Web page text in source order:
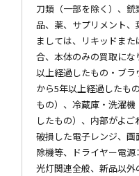
刀類（一部を除く）、
品、薬、サプリメント
ましては、リキッドま
合、本体のみの買取に
以上経過したもの・ブ
から5年以上経過したも
もの）、冷蔵庫・洗濯
したもの）、内部がよ
破損した電子レンジ、
除機等、ドライヤー電
光灯関連全般、新品以